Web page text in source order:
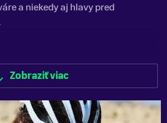
a niekedy aj hlavy pred
Zobraziť viac
Zobraziť menej